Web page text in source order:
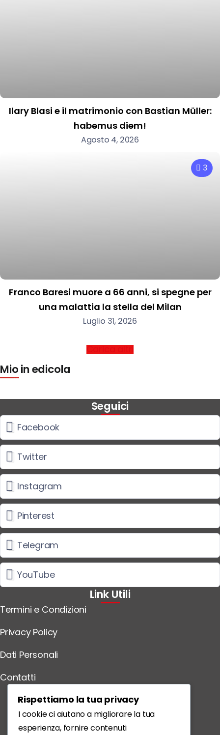
Ilary Blasi e il matrimonio con Bastian Müller:
habemus diem!
Agosto 4, 2026
3
Franco Baresi muore a 66 anni, si spegne per
una malattia la stella del Milan
Luglio 31, 2026
Carica altri
Mio in edicola
Seguici
Facebook
Twitter
Instagram
Pinterest
Telegram
YouTube
Link Utili
Termini e Condizioni
Privacy Policy
Dati Personali
Contatti
Scarica l'App
Rispettiamo la tua privacy
I cookie ci aiutano a migliorare la tua
esperienza, fornire contenuti